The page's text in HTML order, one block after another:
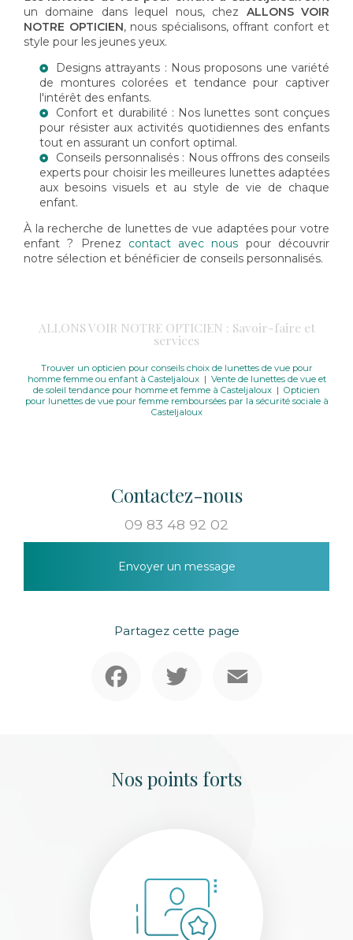
un domaine dans lequel nous, chez ALLONS VOIR
NOTRE OPTICIEN, nous spécialisons, offrant confort et
style pour les jeunes yeux.
Designs attrayants : Nous proposons une variété
de montures colorées et tendance pour captiver
l'intérêt des enfants.
Confort et durabilité : Nos lunettes sont conçues
pour résister aux activités quotidiennes des enfants
tout en assurant un confort optimal.
Conseils personnalisés : Nous offrons des conseils
experts pour choisir les meilleures lunettes adaptées
aux besoins visuels et au style de vie de chaque
enfant.
À la recherche de lunettes de vue adaptées pour votre
enfant ? Prenez contact avec nous pour découvrir
notre sélection et bénéficier de conseils personnalisés.
ALLONS VOIR NOTRE OPTICIEN : Savoir-faire et
services
Trouver un opticien pour conseils choix de lunettes de vue pour
homme femme ou enfant à Casteljaloux| Vente de lunettes de vue et
de soleil tendance pour homme et femme à Casteljaloux | Opticien
pour lunettes de vue pour femme remboursées par la sécurité sociale à
Casteljaloux
Contactez-nous
09 83 48 92 02
Envoyer un message
Partagez cette page
Nos points forts